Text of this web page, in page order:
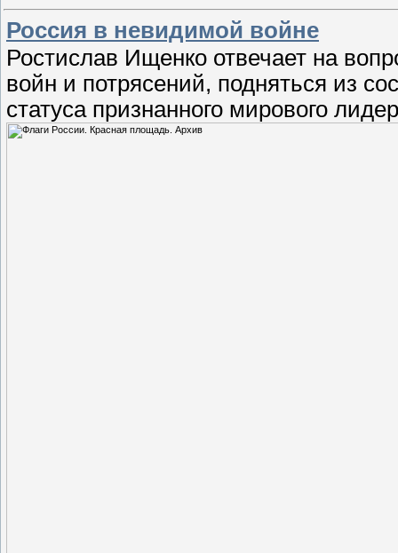
Россия в невидимой войне
Ростислав Ищенко отвечает на
войн и потрясений, подняться из
статуса признанного мирового